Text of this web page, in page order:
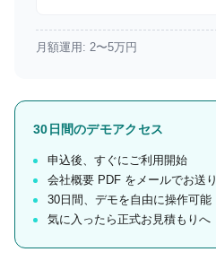
月額運用: 2〜5万円
30日間のデモアクセス
申込後、すぐにご利用開始
会社概要 PDF をメールでお送
30日間、デモを自由に操作可能
気に入ったら正式お見積もりへ